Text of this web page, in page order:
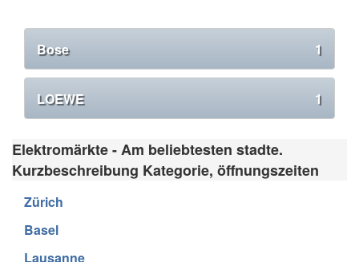
Bose 1
LOEWE 1
Elektromärkte - Am beliebtesten stadte.
Kurzbeschreibung Kategorie, öffnungszeiten
Zürich
Basel
Lausanne